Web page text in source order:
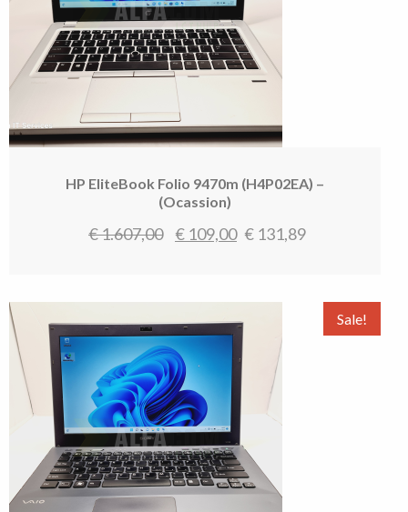
HP EliteBook Folio 9470m (H4P02EA) –
(Ocassion)
€1.607,00
Oorspronkelijke
€ 109,00 Huidige
€ 131,89
Sale!